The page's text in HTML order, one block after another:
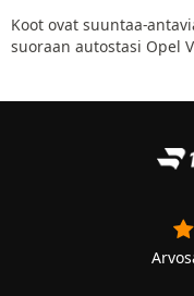
Koot ovat suuntaa-
suoraan autostasi Opel